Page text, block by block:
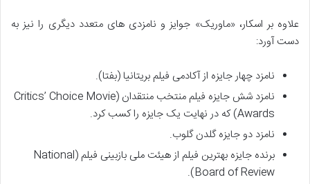
علاوه بر اسکار، «ماوریک» جوایز و نامزدی های متعدد دیگری را نیز به
دست آورد:
نامزد چهار جایزه از آکادمی فیلم بریتانیا (بفتا).
نامزد شش جایزه فیلم منتخب منتقدان (Critics’ Choice Movie
Awards) که در نهایت یک جایزه را کسب کرد.
نامزد دو جایزه گلدن گلوب.
برنده جایزه بهترین فیلم از هیئت ملی بازبینی فیلم (National
Board of Review).